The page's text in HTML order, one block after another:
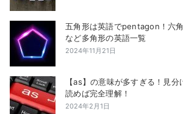
五角形は英語でpentagon！六
など多角形の英語一覧
2024年11月21日
【as】の意味が多すぎる！見分
読めば完全理解！
2024年2月1日